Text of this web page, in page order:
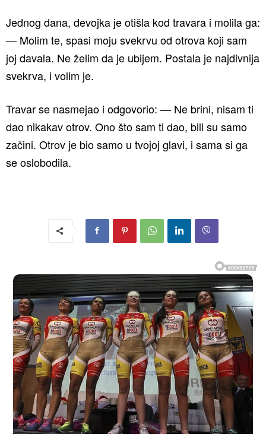
Jednog dana, devojka je otišla kod travara i molila ga:
— Molim te, spasi moju svekrvu od otrova koji sam
joj davala. Ne želim da je ubijem. Postala je najdivnija
svekrva, i volim je.
Travar se nasmejao i odgovorio: — Ne brini, nisam ti
dao nikakav otrov. Ono što sam ti dao, bili su samo
začini. Otrov je bio samo u tvojoj glavi, i sama si ga
se oslobodila.